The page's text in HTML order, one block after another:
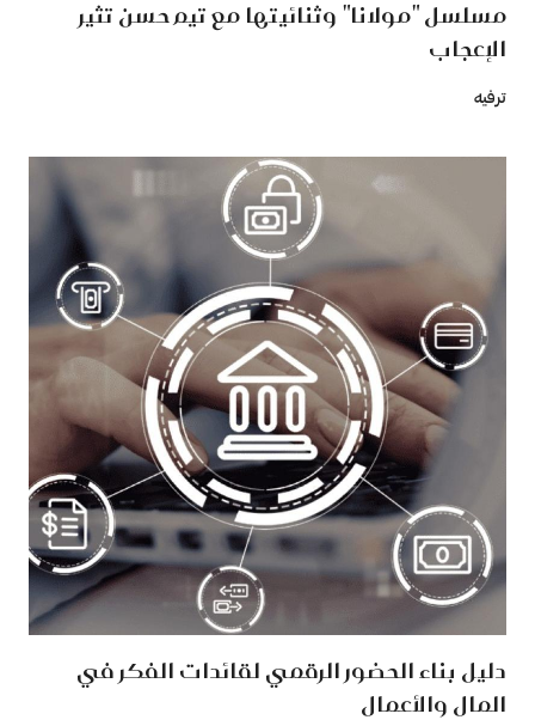
مسلسل "مولانا" وثنائيتها مع تيم حسن تثير
الإعجاب
ترفيه
دليل بناء الحضور الرقمي لقائدات الفكر في
المال والأعمال